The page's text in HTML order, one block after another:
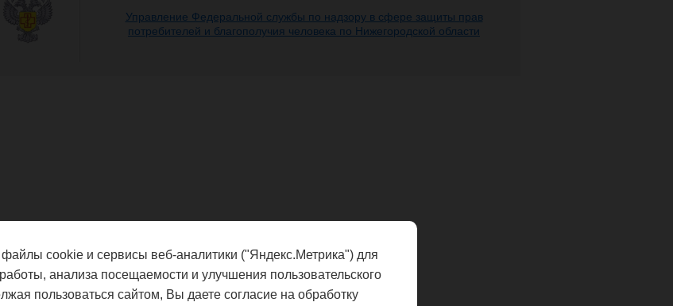
Управление Федеральной службы по надзору в сфере защиты прав
потребителей и благополучия человека по Нижегородской области
файлы cookie и сервисы веб-аналитики ("Яндекс.Метрика") для
анализа посещаемости и улучшения пользовательского
пользоваться сайтом, Вы даете согласие на обработку